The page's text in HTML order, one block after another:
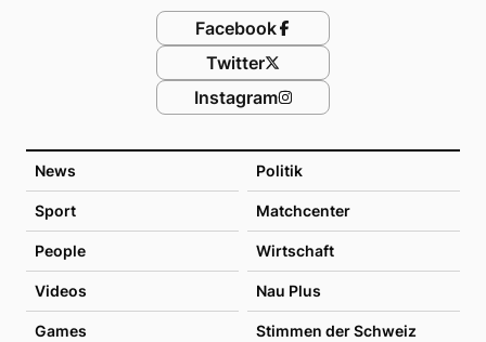
News Politik
Sport Matchcenter
People Wirtschaft
Videos Nau Plus
Games Stimmen der Schweiz
Facebook
Twitter
Instagram